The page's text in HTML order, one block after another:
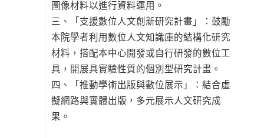
圖像材料以進行資料運用。
三、「支援數位人文創新研究計畫」：鼓勵
本院學者利用數位人文知識庫的結構化研究
材料，搭配本中心開發或自行研發的數位工
具，開展具實驗性質的個別型研究計畫。
四、「推動學術出版與數位展示」：結合虛
擬網路與實體出版，多元展示人文研究成
果。